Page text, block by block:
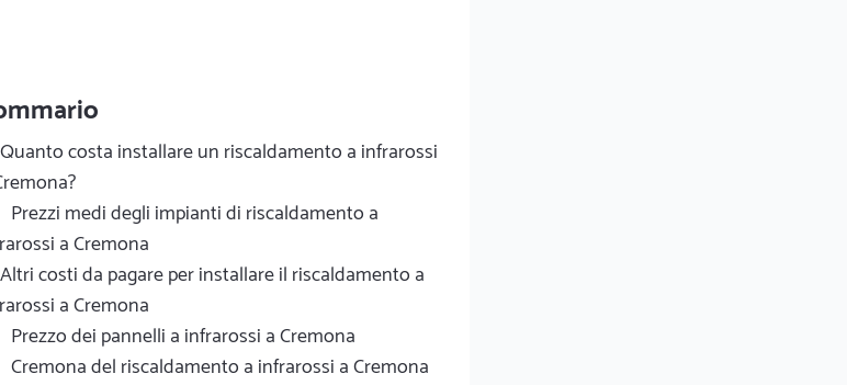
Quanto costa installare un riscaldamento a infrarossi
Prezzi medi degli impianti di riscaldamento a
a Cremona
Altri costi da pagare per installare il riscaldamento a
a Cremona
Prezzo dei pannelli a infrarossi a Cremona
Cremona del riscaldamento a infrarossi a Cremona